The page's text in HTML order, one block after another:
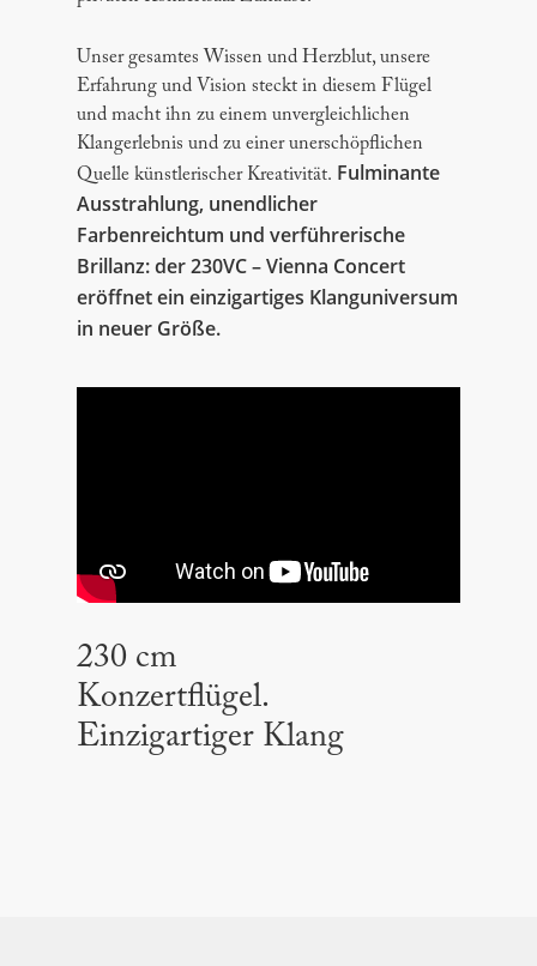
Unser gesamtes Wissen und Herzblut, unsere
Erfahrung und Vision steckt in diesem Flügel
und macht ihn zu einem unvergleichlichen
Klangerlebnis und zu einer unerschöpflichen
Quelle künstlerischer Kreativität. Fulminante
Ausstrahlung, unendlicher
Farbenreichtum und verführerische
Brillanz: der 230VC – Vienna Concert
eröffnet ein einzigartiges Klanguniversum
in neuer Größe.
230 cm
Konzertflügel.
Einzigartiger Klang